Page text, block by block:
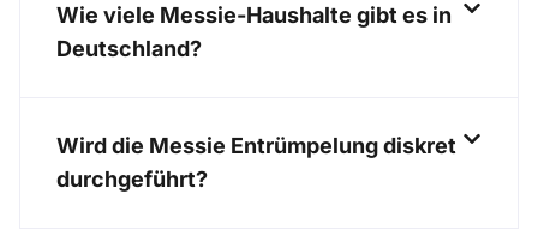
Wie viele Messie-Haushalte gibt es in
Deutschland?
Wird die Messie Entrümpelung diskret
durchgeführt?